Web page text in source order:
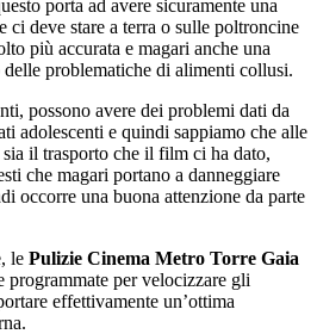
porta ad avere sicuramente una
ci deve stare a terra o sulle poltroncine
più accurata e magari anche una
problematiche di alimenti collusi.
possono avere dei problemi dati da
adolescenti e quindi sappiamo che alle
il trasporto che il film ci ha dato,
che magari portano a danneggiare
occorre una buona attenzione da parte
le Pulizie Cinema Metro Torre Gaia
programmate per velocizzare gli
effettivamente un’ottima